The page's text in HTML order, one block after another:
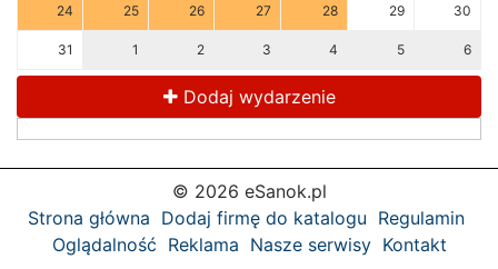
24 25 26 27 28 29 30
31 1 2 3 4 5 6
Dodaj wydarzenie
© 2026 eSanok.pl
Strona główna Dodaj firmę do katalogu Regulamin
Oglądalność Reklama Nasze serwisy Kontakt